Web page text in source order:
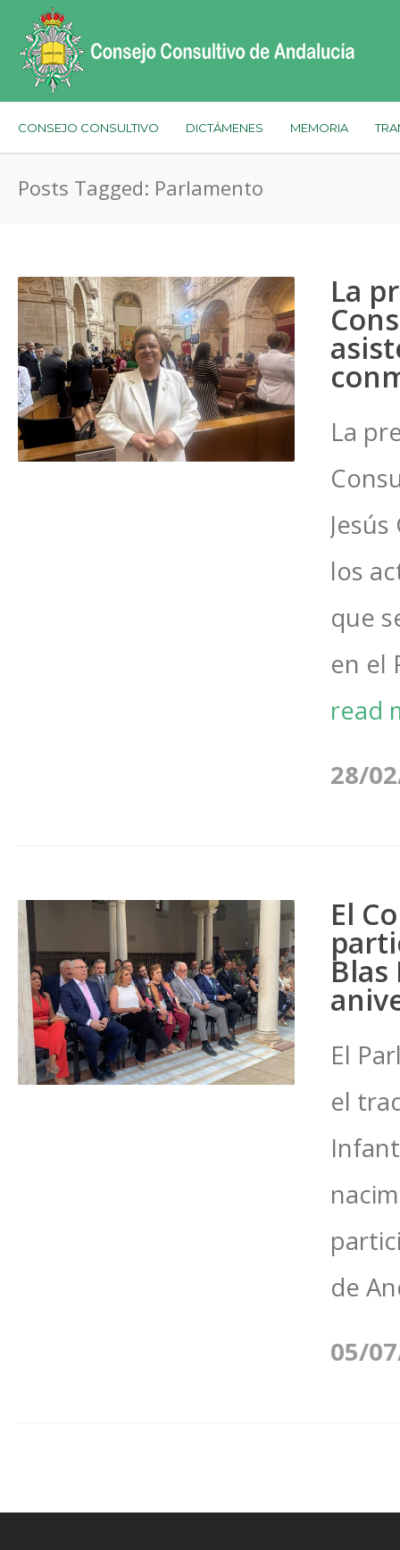
CONSEJO CONSULTIVO DICTÁMENES MEMORIA
Posts Tagged: Parlamento
La
La
los
que
en el
read
28/
El
El
el
de
05/